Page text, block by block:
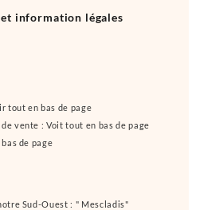
information légales
tout en bas de page
vente : Voit tout en bas de page
de page
Sud-Ouest : " Mescladis"